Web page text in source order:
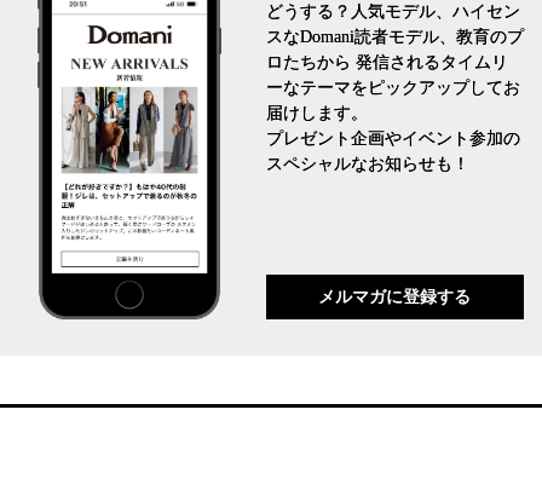
どうする？人気モデル、ハイセン
スなDomani読者モデル、教育のプ
ロたちから 発信されるタイムリ
ーなテーマをピックアップしてお
届けします。
プレゼント企画やイベント参加の
スペシャルなお知らせも！
メルマガに登録する